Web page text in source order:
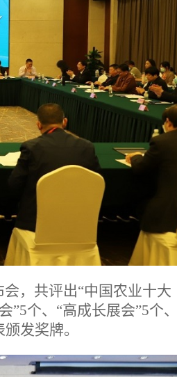
，共评出“中国农业十大
个、“高成长展会”5个、
发奖牌。